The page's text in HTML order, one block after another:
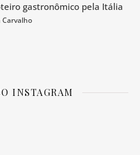
gastronômico pela Itália
Carvalho
INSTAGRAM